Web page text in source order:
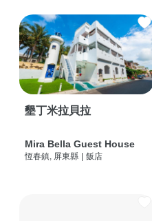
墾丁米拉貝拉
Mira Bella Guest House
恆春鎮, 屏東縣 飯店